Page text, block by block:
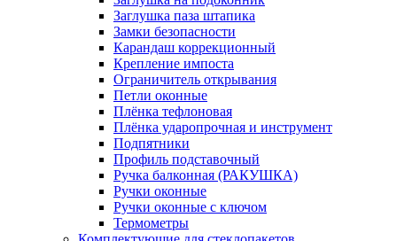
Заглушка паза штапика
Замки безопасности
Карандаш коррекционный
Крепление импоста
Ограничитель открывания
Петли оконные
Плёнка тефлоновая
Плёнка ударопрочная и инструмент
Подпятники
Профиль подставочный
Ручка балконная (РАКУШКА)
Ручки оконные
Ручки оконные с ключом
Термометры